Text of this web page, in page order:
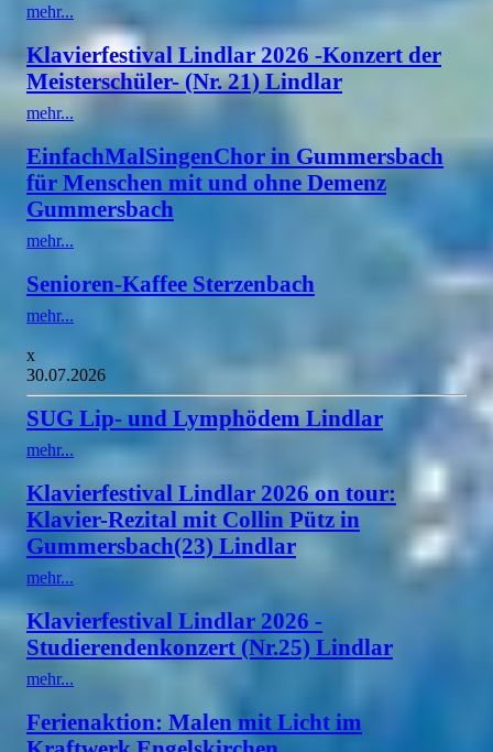
mehr...
Klavierfestival Lindlar 2026 -Konzert der
Meisterschüler- (Nr. 21) Lindlar
mehr...
EinfachMalSingenChor in Gummersbach
für Menschen mit und ohne Demenz
Gummersbach
mehr...
Senioren-Kaffee Sterzenbach
mehr...
x
30.07.2026
SUG Lip- und Lymphödem Lindlar
mehr...
Klavierfestival Lindlar 2026 on tour:
Klavier-Rezital mit Collin Pütz in
Gummersbach(23) Lindlar
mehr...
Klavierfestival Lindlar 2026 -
Studierendenkonzert (Nr.25) Lindlar
mehr...
Ferienaktion: Malen mit Licht im